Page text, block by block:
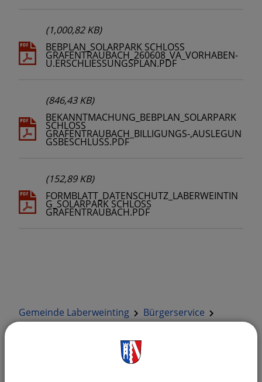
Gemeinde Laberweinting
Bürgerservice
Bekanntmachung; Aufstellung des
vorhabenbezogenen Bebauungs- mit
(1,000,82 KB)
BEBPLAN_SOLARPARK SCHLOSS
GRAFENTRAUBACH_260608_VA_VORHABEN-
U.ERSCHLIESSUNGSPLAN.PDF
(846,43 KB)
BEKANNTMACHUNG_BEBPLAN_SOLARPARK
SCHLOSS
GRAFENTRAUBACH_BILLIGUNGS-,AUSLEGUN
GSBESCHLUSS.PDF
(152,89 KB)
FORMBLATT_DATENSCHUTZ_LABERWEINTIN
G_SOLARPARK SCHLOSS
GRAFENTRAUBACH.PDF